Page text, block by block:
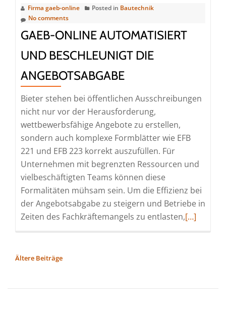
die
Rechnung
Firma gaeb-online Posted in Bautechnik
No comments
GAEB-ONLINE AUTOMATISIERT
UND BESCHLEUNIGT DIE
ANGEBOTSABGABE
Bieter stehen bei öffentlichen Ausschreibungen
nicht nur vor der Herausforderung,
wettbewerbsfähige Angebote zu erstellen,
sondern auch komplexe Formblätter wie EFB
221 und EFB 223 korrekt auszufüllen. Für
Unternehmen mit begrenzten Ressourcen und
vielbeschäftigten Teams können diese
Formalitäten mühsam sein. Um die Effizienz bei
der Angebotsabgabe zu steigern und Betriebe in
Zeiten des Fachkräftemangels zu entlasten,Read
[…]
BEITRAGSNAVIGATION
Ältere Beiträge